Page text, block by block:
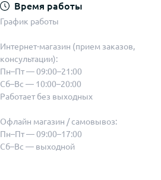
Время работы
График работы
Интернет-магазин (прием заказов,
консультации):
Пн–Пт — 09:00–21:00
Сб–Вс — 10:00–20:00
Работает без выходных
Офлайн магазин / самовывоз:
Пн–Пт — 09:00–17:00
Сб–Вс — выходной